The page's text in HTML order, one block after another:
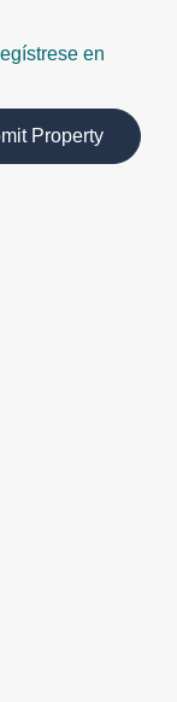
en
Property